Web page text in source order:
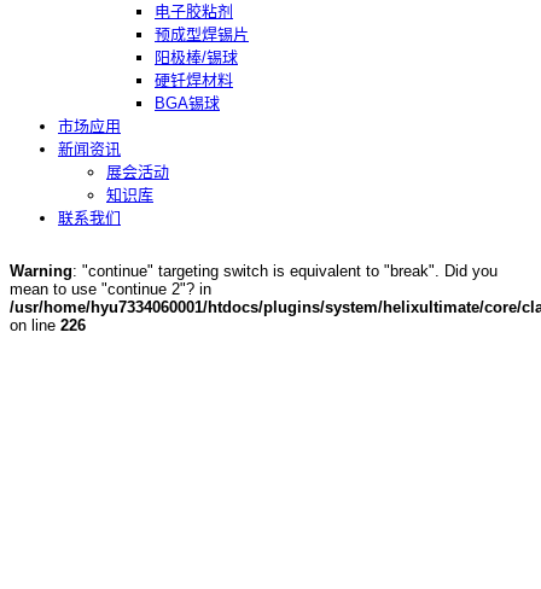
电子胶粘剂
预成型焊锡片
阳极棒/锡球
硬钎焊材料
BGA锡球
市场应用
新闻资讯
展会活动
知识库
联系我们
Warning: "continue" targeting switch is equivalent to "break". Did you
mean to use "continue 2"? in
/usr/home/hyu7334060001/htdocs/plugins/system/helixultimate/core/
on line 226